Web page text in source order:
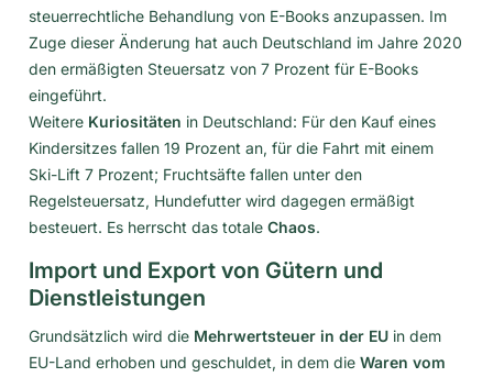
steuerrechtliche Behandlung von E-Books anzupassen. Im
Zuge dieser Änderung hat auch Deutschland im Jahre 2020
den ermäßigten Steuersatz von 7 Prozent für E-Books
eingeführt.
Weitere Kuriositäten in Deutschland: Für den Kauf eines
Kindersitzes fallen 19 Prozent an, für die Fahrt mit einem
Ski-Lift 7 Prozent; Fruchtsäfte fallen unter den
Regelsteuersatz, Hundefutter wird dagegen ermäßigt
besteuert. Es herrscht das totale Chaos.
Import und Export von Gütern und
Dienstleistungen
Grundsätzlich wird die Mehrwertsteuer in der EU in dem
EU-Land erhoben und geschuldet, in dem die Waren vom